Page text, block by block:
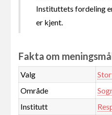
Instituttets fordeling
er kjent.
Fakta om
Valg
Område
Institutt